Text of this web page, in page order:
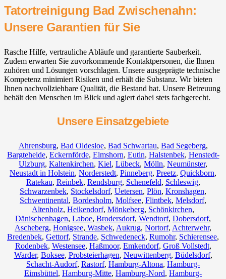
Tatortreinigung Bad Zwischenahn⁠:
Unsere Garantien für Sie
Rasche Hilfe, vertrauliche Abläufe und garantierte Sauberkeit.
Zudem erwarten Sie zuvorkommende Kontaktpersonen, die Ihnen
zuhören und Lösungen vorschlagen. Unsere ausgeprägte technische
Kompetenz minimiert Risiken und erhält die Substanz. Wir bieten
Ihnen nachvollziehbare Qualität, die Bestand hat. Unsere Betreuung
behält den Menschen im Blick und agiert dabei stets fachgerecht.
Unsere Einsatzgebiete
Ahrensburg, Bad Oldesloe, Bad Schwartau, Bad Segeberg,
Bargteheide, Eckernförde, Elmshorn, Eutin, Halstenbek, Henstedt-
Ulzburg, Kaltenkirchen, Kiel, Lübeck, Mölln, Neumünster,
Neustadt in Holstein, Norderstedt, Pinneberg, Preetz, Quickborn,
Ratekau, Reinbek, Rendsburg, Schenefeld, Schleswig,
Schwarzenbek, Stockelsdorf, Uetersen, Plön, Kronshagen,
Schwentinental, Bordesholm, Molfsee, Flintbek, Melsdorf,
Altenholz, Heikendorf, Mönkeberg, Schönkirchen,
Dänischenhagen, Laboe, Brodersdorf, Wendtorf, Dobersdorf,
Ascheberg, Honigsee, Wasbek, Aukrug, Nortorf, Achterwehr,
Bredenbek, Gettorf, Strande, Schwedeneck, Rumohr, Schierensee,
Rodenbek, Westensee, Haßmoor, Emkendorf, Groß Vollstedt,
Warder, Boksee, Probsteierhagen, Neuwittenberg, Büdelsdorf,
Schacht-Audorf, Rastorf, Hamburg-Altona, Hamburg-
Eimsbüttel, Hamburg-Mitte, Hamburg-Nord, Hamburg-